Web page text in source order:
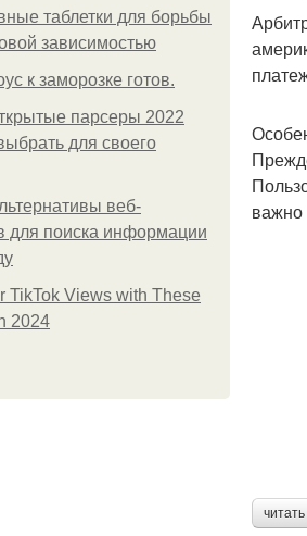
таблетки для борьбы
зависимостью
к заморозке готов.
парсеры 2022
для своего
веб-
для поиска информации
TikTok Views with These
2024
важно